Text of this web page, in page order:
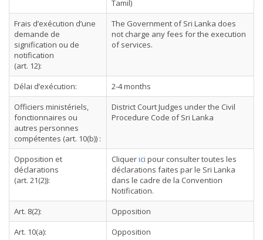
Tamil)
Frais d’exécution d’une
demande de
signification ou de
notification
(art. 12):
The Government of Sri Lanka does
not charge any fees for the execution
of services.
Délai d’exécution:
2-4 months
Officiers ministériels,
fonctionnaires ou
autres personnes
compétentes (art. 10(b)) :
District Court Judges under the Civil
Procedure Code of Sri Lanka
Opposition et
déclarations
(art. 21(2)):
Cliquerici pour consulter toutes les
déclarations faites par le Sri Lanka
dans le cadre de la Convention
Notification.
Art. 8(2):
Opposition
Art. 10(a):
Opposition